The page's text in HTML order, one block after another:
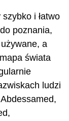
i łatwo
poznania,
a
świata
ludzi